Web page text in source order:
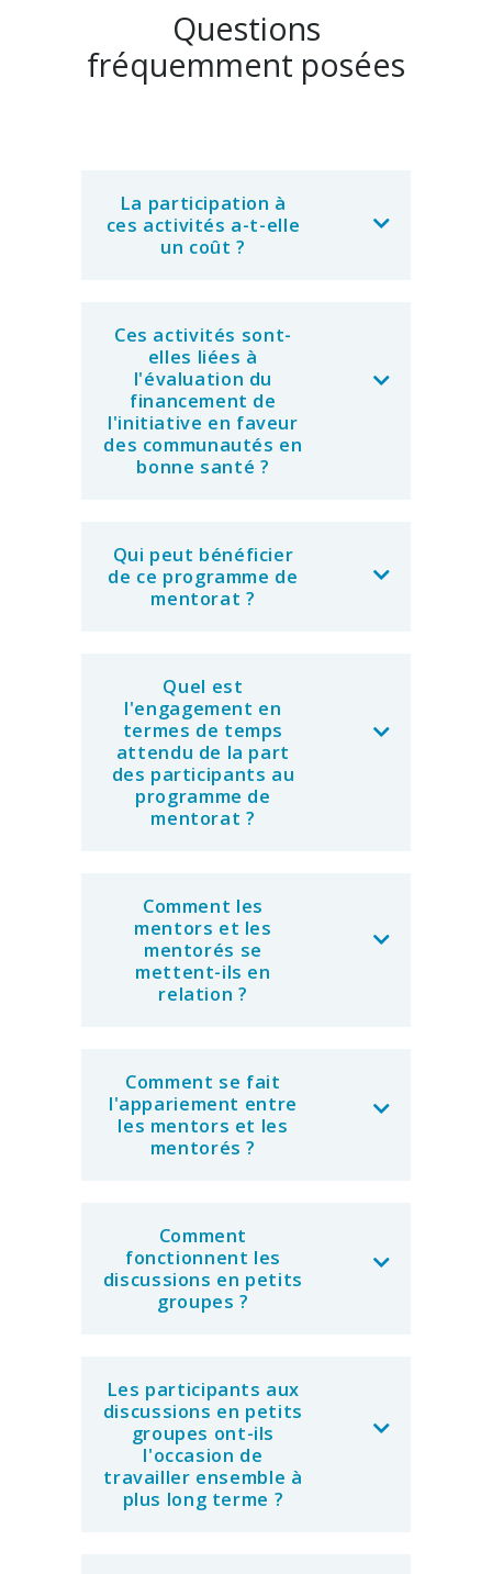
Questions
fréquemment posées
La participation à
ces activités a-t-elle
un coût ?
Ces activités sont-
elles liées à
l'évaluation du
financement de
l'initiative en faveur
des communautés en
bonne santé ?
Qui peut bénéficier
de ce programme de
mentorat ?
Quel est
l'engagement en
termes de temps
attendu de la part
des participants au
programme de
mentorat ?
Comment les
mentors et les
mentorés se
mettent-ils en
relation ?
Comment se fait
l'appariement entre
les mentors et les
mentorés ?
Comment
fonctionnent les
discussions en petits
groupes ?
Les participants aux
discussions en petits
groupes ont-ils
l'occasion de
travailler ensemble à
plus long terme ?